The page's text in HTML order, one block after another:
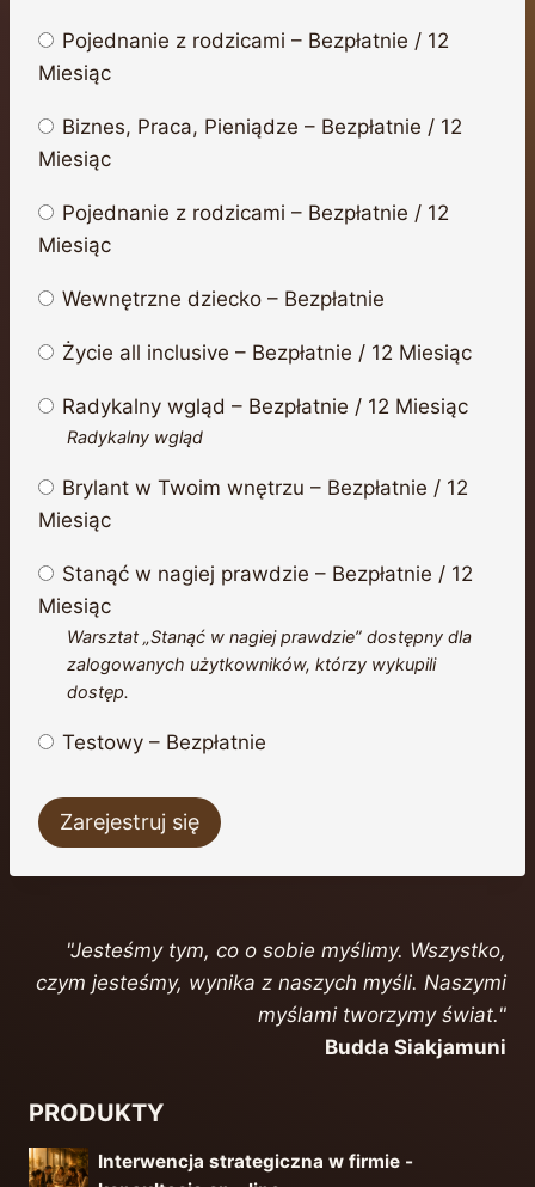
Pojednanie z rodzicami – Bezpłatnie / 12
Miesiąc
Biznes, Praca, Pieniądze – Bezpłatnie / 12
Miesiąc
Pojednanie z rodzicami – Bezpłatnie / 12
Miesiąc
Wewnętrzne dziecko – Bezpłatnie
Życie all inclusive – Bezpłatnie / 12 Miesiąc
Radykalny wgląd – Bezpłatnie / 12 Miesiąc
Radykalny wgląd
Brylant w Twoim wnętrzu – Bezpłatnie / 12
Miesiąc
Stanąć w nagiej prawdzie – Bezpłatnie / 12
Miesiąc
Warsztat „Stanąć w nagiej prawdzie” dostępny dla
zalogowanych użytkowników, którzy wykupili
dostęp.
Testowy – Bezpłatnie
"Jesteśmy tym, co o sobie myślimy. Wszystko,
czym jesteśmy, wynika z naszych myśli. Naszymi
myślami tworzymy świat."
Budda Siakjamuni
PRODUKTY
Interwencja strategiczna w firmie -